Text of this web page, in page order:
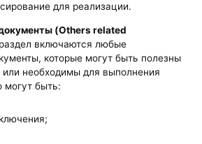
для реализации.
(Others related
раздел включаются любые
которые могут быть полезны
или необходимы для выполнения
могут быть: